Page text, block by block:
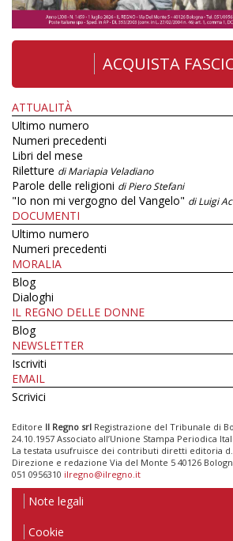
ACQUISTA
ATTUALITÀ
Ultimo numero
Numeri precedenti
Libri del mese
Riletture di Mariapia Veladiano
Parole delle religioni di Piero Stefani
"Io non mi vergogno del Vangelo" di Luigi
DOCUMENTI
Ultimo numero
Numeri precedenti
MORALIA
Blog
Dialoghi
IL REGNO DELLE DONNE
Blog
NEWSLETTER
Iscriviti
EMAIL
Scrivici
Editore Il Regno srl Registrazione del Tribunale di
24.10.1957 Associato all’Unione Stampa Periodica
La testata usufruisce dei contributi diretti editoria
Direzione e redazione Via del Monte 5 40126
051 0956310 ilregno@ilregno.it
Note legali
Cookie